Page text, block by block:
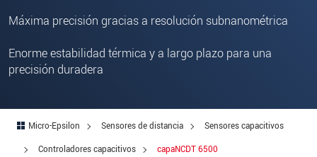
Máxima precisión gracias a resolución subnanométrica
Enorme estabilidad térmica y a largo plazo para una
precisión duradera
Micro-Epsilon Sensores de distancia
Sensores capacitivos
Controladores capacitivos
capaNCDT 6500
Country*
E-Mail